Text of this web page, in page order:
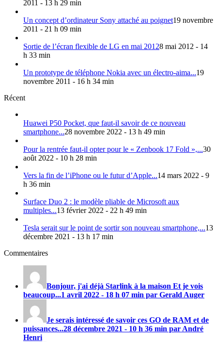
2011 - 13 h 29 min
Un concept d’ordinateur Sony attaché au poignet19 novembre
2011 - 21 h 09 min
Sortie de l’écran flexible de LG en mai 20128 mai 2012 - 14
h 33 min
Un prototype de téléphone Nokia avec un électro-aima...19
novembre 2011 - 16 h 34 min
Récent
Huawei P50 Pocket, que faut-il savoir de ce nouveau
smartphone...28 novembre 2022 - 13 h 49 min
Pour la rentrée faut-il opter pour le « Zenbook 17 Fold »,...30
août 2022 - 10 h 28 min
Vers la fin de l’iPhone ou le futur d’Apple...14 mars 2022 - 9
h 36 min
Surface Duo 2 : le modèle pliable de Microsoft aux
multiples...13 février 2022 - 22 h 49 min
Tesla serait sur le point de sortir son nouveau smartphone,...13
décembre 2021 - 13 h 17 min
Commentaires
Bonjour, j'ai déjà Starlink à la maison Et je vois
beaucoup...1 avril 2022 - 18 h 07 min par Gerald Auger
Je serais intéressé de savoir ces GO de RAM et de
puissances...28 décembre 2021 - 10 h 36 min par André
Henri